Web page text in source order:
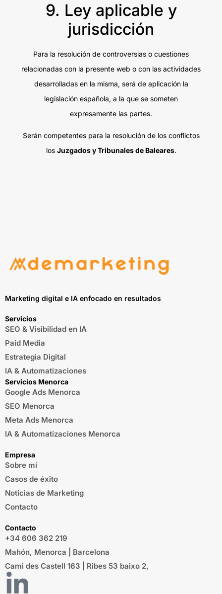
9. Ley aplicable y
jurisdicción
Para la resolución de controversias o cuestiones
relacionadas con la presente web o con las actividades
desarrolladas en la misma, será de aplicación la
legislación española, a la que se someten
expresamente las partes.
Serán competentes para la resolución de los conflictos
los Juzgados y Tribunales de Baleares.
Marketing digital e IA enfocado en resultados
Servicios
SEO & Visibilidad en IA
Paid Media
Estrategia Digital
IA & Automatizaciones
Servicios Menorca
Google Ads Menorca
SEO Menorca
Meta Ads Menorca
IA & Automatizaciones Menorca
Empresa
Sobre mí
Casos de éxito
Noticias de Marketing
Contacto
Contacto
+34 606 362 219
Mahón, Menorca | Barcelona
Cami des Castell 163 | Ribes 53 baixo 2,